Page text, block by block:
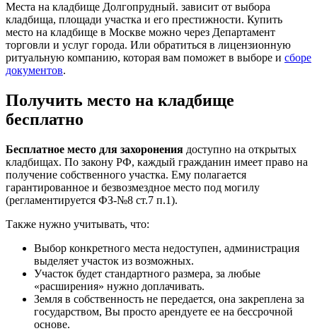
Места на кладбище Долгопрудный. зависит от выбора
кладбища, площади участка и его престижности. Купить
место на кладбище в Москве можно через Департамент
торговли и услуг города. Или обратиться в лицензионную
ритуальную компанию, которая вам поможет в выборе и сборе
документов.
Получить место на кладбище
бесплатно
Бесплатное место для захоронения доступно на открытых
кладбищах. По закону РФ, каждый гражданин имеет право на
получение собственного участка. Ему полагается
гарантированное и безвозмездное место под могилу
(регламентируется ФЗ-№8 ст.7 п.1).
Также нужно учитывать, что:
Выбор конкретного места недоступен, администрация
выделяет участок из возможных.
Участок будет стандартного размера, за любые
«расширения» нужно доплачивать.
Земля в собственность не передается, она закреплена за
государством, Вы просто арендуете ее на бессрочной
основе.